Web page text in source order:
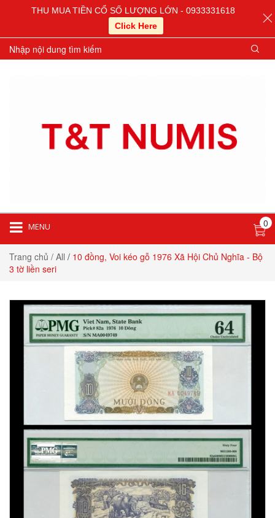
MENU 0
Trang chủ / All / 10 đồng, Voi kéo gỗ 1976 Xã Hội Chủ Nghĩa - Bộ
3 tờ liền seri
THU MUA TIỀN CỔ SỐ LƯỢNG LỚN - 0933331618
Click Here